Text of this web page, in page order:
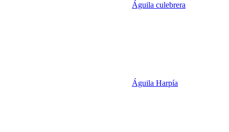
Águila culebrera
Águila Harpía